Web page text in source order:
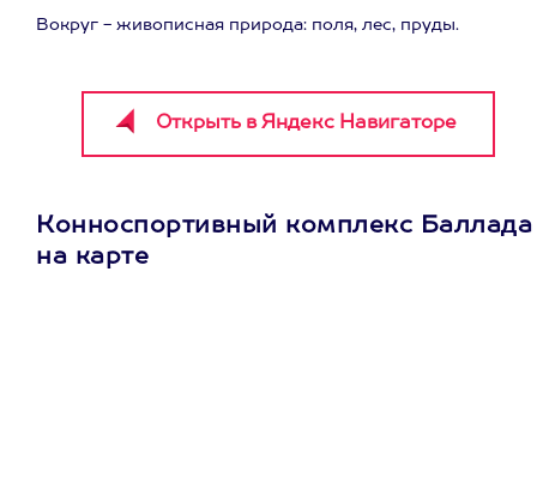
Вокруг - живописная природа: поля, лес, пруды.
Конноспортивный комплекс Баллада
на карте